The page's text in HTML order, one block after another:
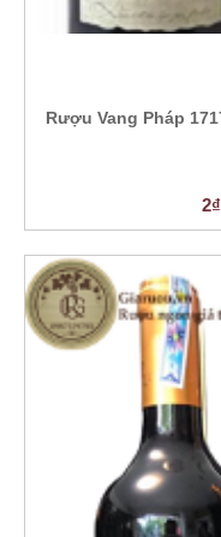
Rượu Vang Pháp
2₫